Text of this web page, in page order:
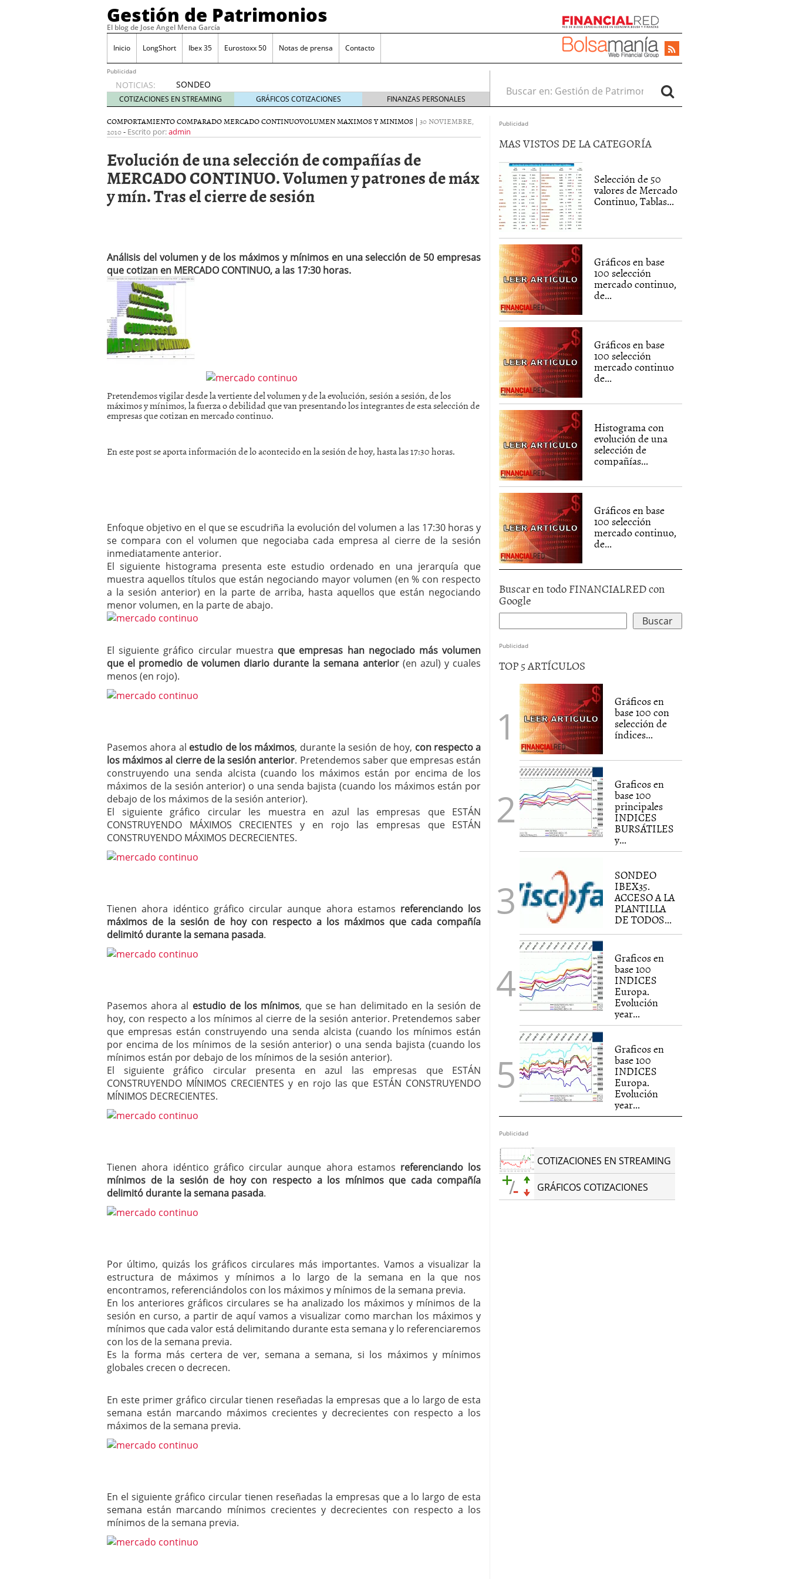
Gestión de Patrimonios
El blog de Jose Angel Mena García
Inicio LongShort Ibex 35 Eurostoxx 50 Notas de prensa Contacto
Publicidad
NOTICIAS:
SONDEO
IBEX35.
ACCESO
A LA
PLANTILLA
TODOS
LOS
VALORES
IBEX35
anuales. Se constata progresivo alejamiento global de m?ximos anuales
mayo 28, 2013
Catalejo sobre IBEX35. SISM?METROS. Prosiguen a la baja desde el 13/mayo
CATALEJO SOBRE IBEX35. TERMOMETROS. Aún con recorrido a la baja para
alcanzar la zona de sobreventa y entonces si se podría apostar por un
rebote interesante
COTIZACIONES EN STREAMING GRÁFICOS COTIZACIONES FINANZAS PERSONALES
Buscar en:
COMPORTAMIENTO COMPARADO MERCADO CONTINUOVOLUMEN MAXIMOS Y MINIMOS | 30 NOVIEMBRE,
2010- Escrito por:admin
Evolución de una selección de compañías de
MERCADO CONTINUO. Volumen y patrones de máx
y mín. Tras el cierre de sesión
Análisis del volumen y de los máximos y mínimos en una selección de 50 empresas
que cotizan en MERCADO CONTINUO, a las 17:30 horas.
Pretendemos vigilar desde la vertiente del volumen y de la evolución, sesión a sesión, de los
máximos y mínimos, la fuerza o debilidad que van presentando los integrantes de esta selección de
empresas que cotizan en mercado continuo.
En este post se aporta información de lo acontecido en la sesión de hoy, hasta las 17:30 horas.
Enfoque objetivo en el que se escudriña la evolución del volumen a las 17:30 horas y
se compara con el volumen que negociaba cada empresa al cierre de la sesión
inmediatamente anterior.
El siguiente histograma presenta este estudio ordenado en una jerarquía que
muestra aquellos títulos que están negociando mayor volumen (en % con respecto
a la sesión anterior) en la parte de arriba, hasta aquellos que están negociando
menor volumen, en la parte de abajo.
El siguiente gráfico circular muestra que empresas han negociado más volumen
que el promedio de volumen diario durante la semana anterior(en azul) y cuales
menos (en rojo).
Pasemos ahora al estudio de los máximos, durante la sesión de hoy, con respecto a
los máximos al cierre de la sesión anterior. Pretendemos saber que empresas están
construyendo una senda alcista (cuando los máximos están por encima de los
máximos de la sesión anterior) o una senda bajista (cuando los máximos están por
debajo de los máximos de la sesión anterior).
El siguiente gráfico circular les muestra en azul las empresas que ESTÁN
CONSTRUYENDO MÁXIMOS CRECIENTES y en rojo las empresas que ESTÁN
CONSTRUYENDO MÁXIMOS DECRECIENTES.
Tienen ahora idéntico gráfico circular aunque ahora estamos referenciando los
máximos de la sesión de hoy con respecto a los máximos que cada compañía
delimitó durante la semana pasada.
Pasemos ahora al estudio de los mínimos, que se han delimitado en la sesión de
hoy, con respecto a los mínimos al cierre de la sesión anterior. Pretendemos saber
que empresas están construyendo una senda alcista (cuando los mínimos están
por encima de los mínimos de la sesión anterior) o una senda bajista (cuando los
mínimos están por debajo de los mínimos de la sesión anterior).
El siguiente gráfico circular presenta en azul las empresas que ESTÁN
CONSTRUYENDO MÍNIMOS CRECIENTES y en rojo las que ESTÁN CONSTRUYENDO
MÍNIMOS DECRECIENTES.
Tienen ahora idéntico gráfico circular aunque ahora estamos referenciando los
mínimos de la sesión de hoy con respecto a los mínimos que cada compañía
delimitó durante la semana pasada.
Por último, quizás los gráficos circulares más importantes. Vamos a visualizar la
estructura de máximos y mínimos a lo largo de la semana en la que nos
encontramos, referenciándolos con los máximos y mínimos de la semana previa.
En los anteriores gráficos circulares se ha analizado los máximos y mínimos de la
sesión en curso, a partir de aquí vamos a visualizar como marchan los máximos y
mínimos que cada valor está delimitando durante esta semana y lo referenciaremos
con los de la semana previa.
Es la forma más certera de ver, semana a semana, si los máximos y mínimos
globales crecen o decrecen.
En este primer gráfico circular tienen reseñadas la empresas que a lo largo de esta
semana están marcando máximos crecientes y decrecientes con respecto a los
máximos de la semana previa.
En el siguiente gráfico circular tienen reseñadas la empresas que a lo largo de esta
semana están marcando mínimos crecientes y decrecientes con respecto a los
mínimos de la semana previa.
Publicidad
MAS VISTOS DE LA CATEGORÍA
Selección de 50
valores de Mercado
Continuo, Tablas...
Gráficos en base
100 selección
mercado continuo,
de...
Gráficos en base
100 selección
mercado continuo
de...
Histograma con
evolución de una
selección de
compañías...
Gráficos en base
100 selección
mercado continuo,
de...
Buscar en todo FINANCIALRED con
Google
Publicidad
TOP 5 ARTÍCULOS
Gráficos en
base 100 con
selección de
índices...
Graficos en
base 100
principales
INDICES
BURSÁTILES
y...
SONDEO
IBEX35.
ACCESO A LA
PLANTILLA
DE TODOS...
Graficos en
base 100
INDICES
Europa.
Evolución
year...
Graficos en
base 100
INDICES
Europa.
Evolución
year...
Publicidad
COTIZACIONES EN STREAMING
GRÁFICOS COTIZACIONES